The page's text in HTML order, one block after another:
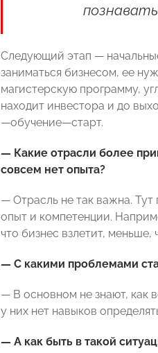
Следующий этап —
заниматься бизнесом, ее
магистерскую программу,
находит инвестора и до
—обучение—старт.
— Какие отрасли более
совсем нет опыта?
— Отрасль не так важна.
опыт и компетенции.
что бизнес взлетит,
— С какими проблемами
— В основном не знают, как
у них нет навыков
— А как быть в такой